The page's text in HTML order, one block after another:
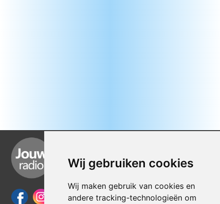
Wij gebruiken cookies
Wij maken gebruik van cookies en
andere tracking-technologieën om